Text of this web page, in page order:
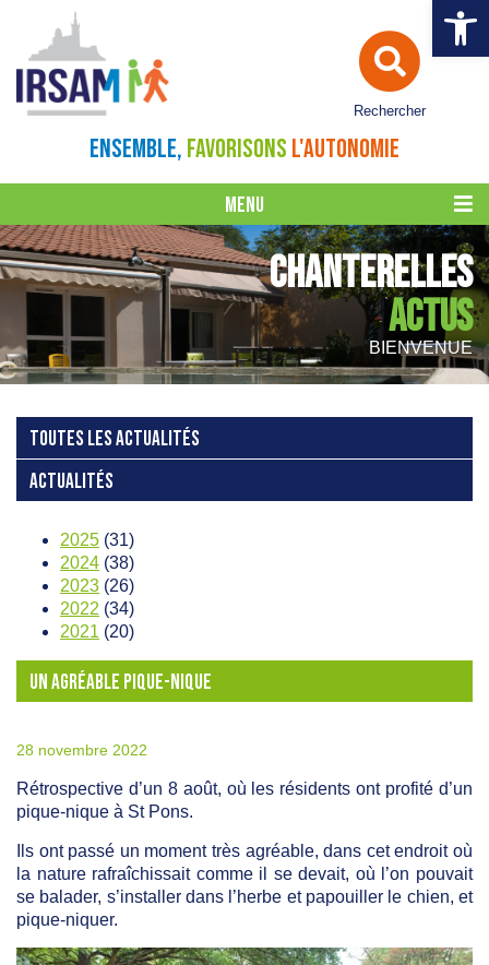
Ouvrir
Rechercher
ENSEMBLE, FAVORISONS L'AUTONOMIE
MENU
CHANTERELLES
ACTUS
BIENVENUE
TOUTES LES ACTUALITÉS
ACTUALITÉS
2025 (31)
2024 (38)
2023 (26)
2022 (34)
2021 (20)
UN AGRÉABLE PIQUE-NIQUE
28 novembre 2022
Rétrospective d’un 8 août, où les résidents ont profité d’un
pique-nique à St Pons.
Ils ont passé un moment très agréable, dans cet endroit où
la nature rafraîchissait comme il se devait, où l’on pouvait
se balader, s’installer dans l’herbe et papouiller le chien, et
pique-niquer.